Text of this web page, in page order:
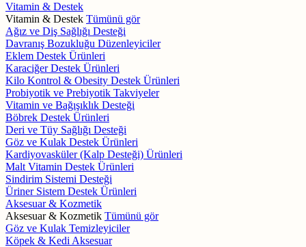
Vitamin & Destek
Vitamin & Destek Tümünü gör
Ağız ve Diş Sağlığı Desteği
Davranış Bozukluğu Düzenleyiciler
Eklem Destek Ürünleri
Karaciğer Destek Ürünleri
Kilo Kontrol & Obesity Destek Ürünleri
Probiyotik ve Prebiyotik Takviyeler
Vitamin ve Bağışıklık Desteği
Böbrek Destek Ürünleri
Deri ve Tüy Sağlığı Desteği
Göz ve Kulak Destek Ürünleri
Kardiyovasküler (Kalp Desteği) Ürünleri
Malt Vitamin Destek Ürünleri
Sindirim Sistemi Desteği
Üriner Sistem Destek Ürünleri
Aksesuar & Kozmetik
Aksesuar & Kozmetik Tümünü gör
Göz ve Kulak Temizleyiciler
Köpek & Kedi Aksesuar